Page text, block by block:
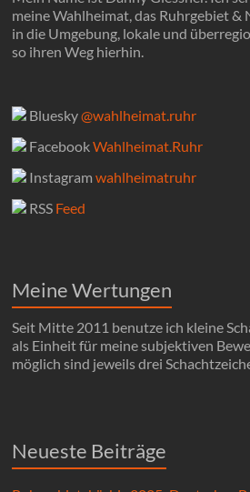
meine Wahlheimat, das Ruhrgebiet &
in die Umgebung, lokale und
so ihren Weg hierhin.
Bluesky@wahlheimat.ruhr
FacebookWahlheimat.Ruhr
Instagramwahlheimatruhr
RSS Feed
Meine Wertungen
Seit Mitte 2011 benutze ich kleine
als Einheit für meine subjektiven
möglich sind jeweils drei
Neueste Beiträge